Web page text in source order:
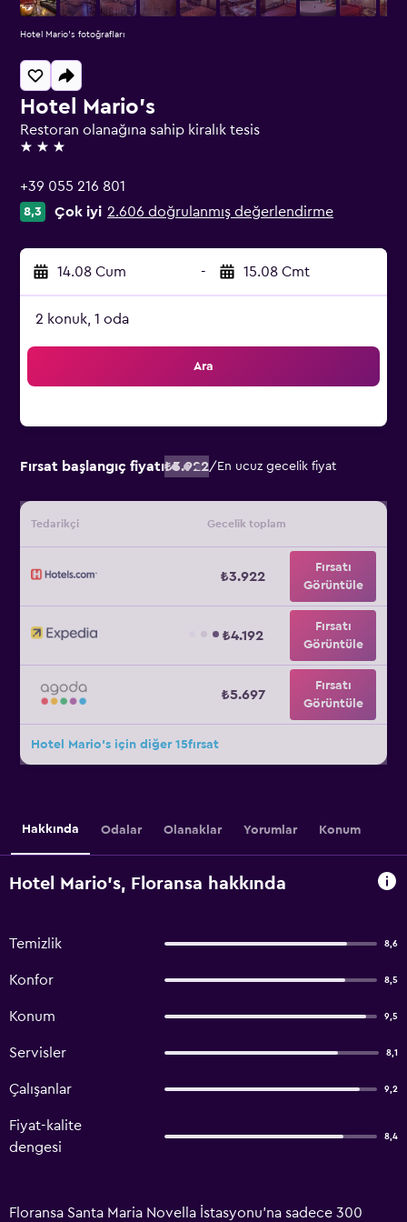
Hotel Mario's
Restoran olanağına sahip kiralık tesis
3 yıldız
+39 055 216 801
8,3 Çok iyi 2.606 doğrulanmış değerlendirme
14.08 Cum - 15.08 Cmt
2 konuk, 1 oda
Ara
Fırsat başlangıç fiyatı₺3.922/ En ucuz gecelik fiyat
Tedarikçi Gecelik toplam
₺3.922
Fırsatı
Görüntüle
₺4.192
Fırsatı
Görüntüle
₺5.697
Fırsatı
Görüntüle
Hotel Mario's için diğer 15fırsat
Hotel Mario's fotoğrafları
Hakkında Odalar Olanaklar Yorumlar Konum
Hotel Mario's, Floransa hakkında
Temizlik 8,6
Konfor 8,5
Konum 9,5
Servisler 8,1
Çalışanlar 9,2
Fiyat-kalite
dengesi
8,4
Floransa Santa Maria Novella İstasyonu'na sadece 300